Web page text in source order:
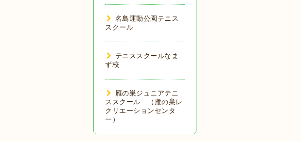
名島運動公園テニス
スクール
テニススクールなま
ず校
雁の巣ジュニアテニ
ススクール （雁の巣レ
クリエーションセンタ
ー）